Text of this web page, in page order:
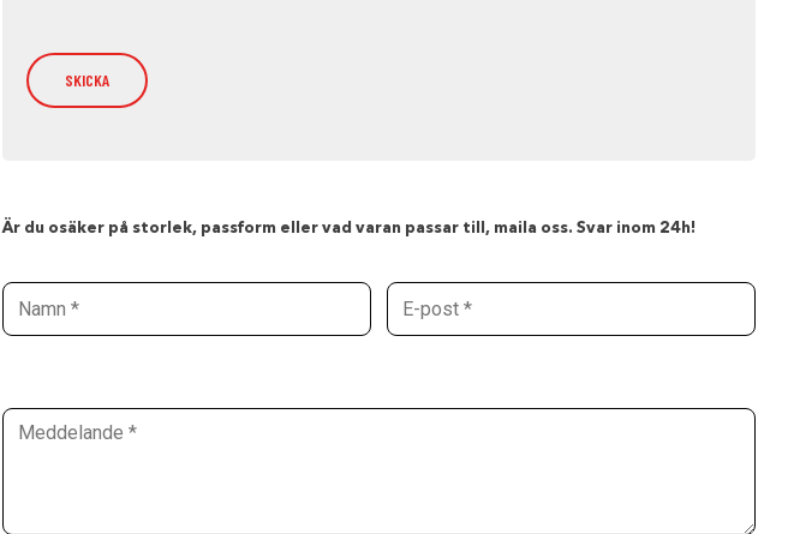
Är du osäker på storlek, passform eller vad varan passar till, maila oss. Svar inom 24h!